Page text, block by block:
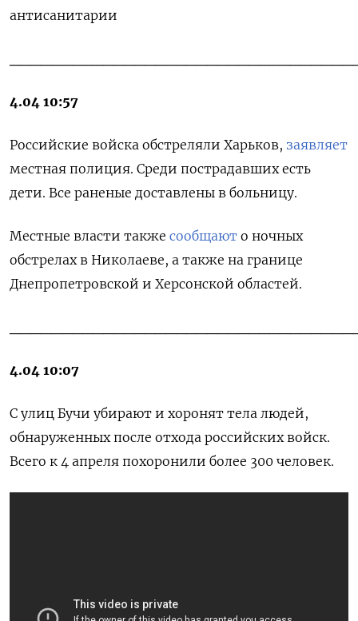
антисанитарии
4.04 10:57
Российские войска обстреляли Харьков, заявляет
местная полиция. Среди пострадавших есть
дети. Все раненые доставлены в больницу.
Местные власти также сообщают о ночных
обстрелах в Николаеве, а также на границе
Днепропетровской и Херсонской областей.
4.04 10:07
C улиц Бучи убирают и хоронят тела людей,
обнаруженных после отхода российских войск.
Всего к 4 апреля похоронили более 300 человек.